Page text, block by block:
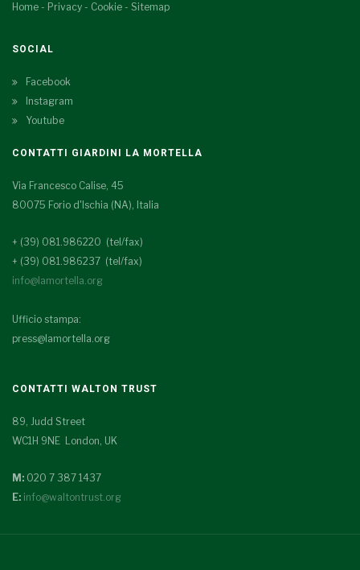
Home - Privacy - Cookie - Sitemap
SOCIAL
Facebook
Instagram
Youtube
CONTATTI GIARDINI LA MORTELLA
Via Francesco Calise, 45
80075 Forio d'Ischia (NA), Italia
+ (39) 081.986220 (tel/fax)
+ (39) 081.986237 (tel/fax)
info@lamortella.org
Ufficio stampa:
press@lamortella.org
CONTATTI WALTON TRUST
89, Judd Street
WC1H 9NE London, UK
M: 020 7 387 1437
E: info@waltontrust.org